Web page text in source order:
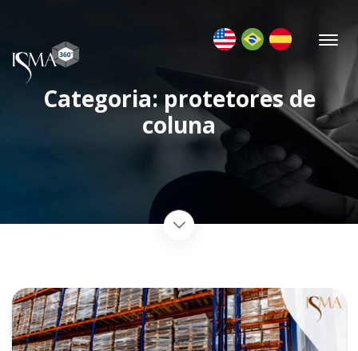
Categoria: protetores de
coluna